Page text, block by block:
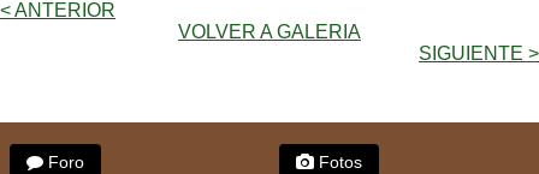
< ANTERIOR
VOLVER A GALERIA
SIGUIENTE >
Foro
Fotos